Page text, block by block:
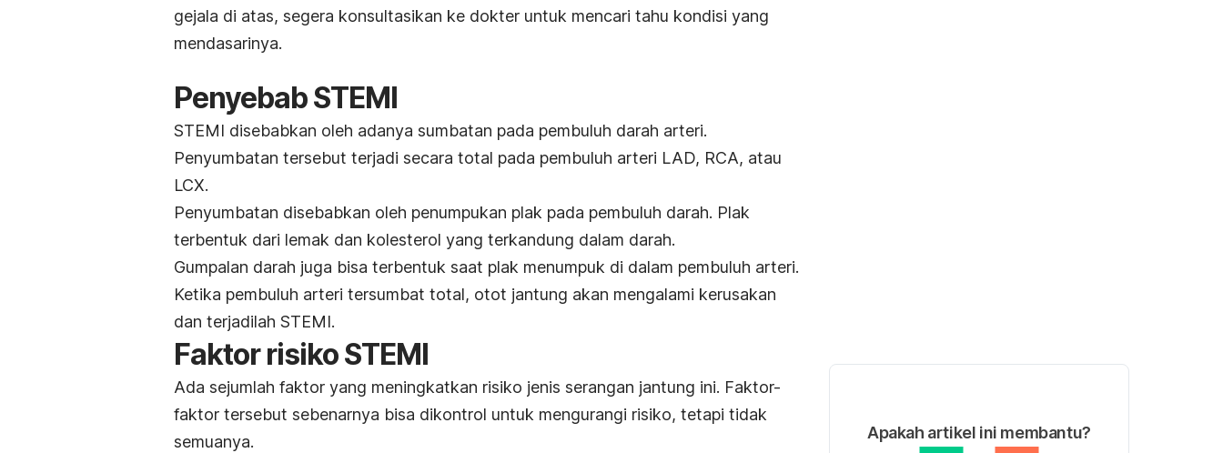
gejala di atas, segera konsultasikan ke dokter untuk mencari tahu kondisi yang
mendasarinya.
Penyebab STEMI
STEMI disebabkan oleh adanya sumbatan pada pembuluh darah arteri.
Penyumbatan tersebut terjadi secara total pada pembuluh arteri LAD, RCA, atau
LCX.
Penyumbatan disebabkan oleh penumpukan plak pada pembuluh darah. Plak
terbentuk dari lemak dan kolesterol yang terkandung dalam darah.
Gumpalan darah juga bisa terbentuk saat plak menumpuk di dalam pembuluh arteri.
Ketika pembuluh arteri tersumbat total, otot jantung akan mengalami kerusakan
dan terjadilah STEMI.
Faktor risiko STEMI
Ada sejumlah faktor yang meningkatkan risiko jenis serangan jantung ini. Faktor-
faktor tersebut sebenarnya bisa dikontrol untuk mengurangi risiko, tetapi tidak
semuanya.
Apakah artikel ini membantu?